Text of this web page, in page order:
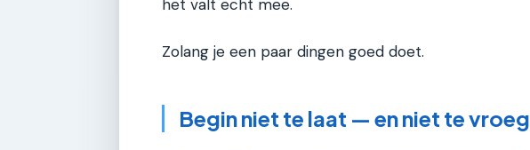
het valt echt mee.
Zolang je een paar dingen goed doet.
Begin niet te laat — en niet te vroeg